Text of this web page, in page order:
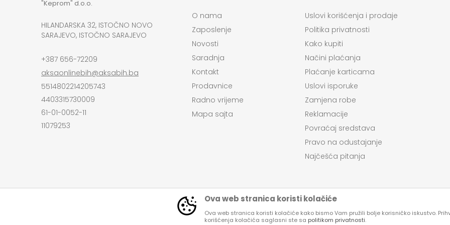
"Keprom" d.o.o.
HILANDARSKA 32, ISTOČNO NOVO
SARAJEVO, ISTOČNO SARAJEVO
+387 656-72209
aksaonlinebih@aksabih.ba
5514802214205743
4403315730009
61-01-0052-11
11079253
O nama
Zaposlenje
Novosti
Saradnja
Kontakt
Prodavnice
Radno vrijeme
Mapa sajta
Uslovi korišćenja i prodaje
Politika privatnosti
Kako kupiti
Načini plaćanja
Plaćanje karticama
Uslovi isporuke
Zamjena robe
Reklamacije
Povraćaj sredstava
Pravo na odustajanje
Najčešća pitanja
Ova web stranica koristi kolačiće
Ova web stranica koristi kolačiće kako bismo Vam pružili bolje korisničko iskustvo.
korišćenja kolačića saglasni ste sa politikom privatnosti.